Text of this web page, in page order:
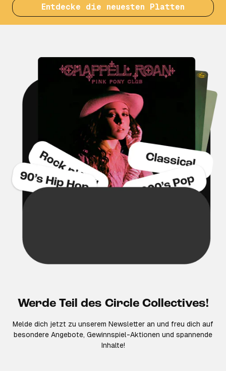
Entdecke die neuesten Platten
Werde Teil des Circle Collectives!
Melde dich jetzt zu unserem Newsletter an und freu dich auf
besondere Angebote, Gewinnspiel-Aktionen und spannende
Inhalte!